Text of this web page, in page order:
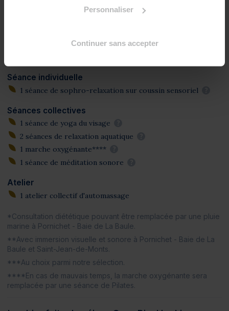
Personnaliser
Continuer sans accepter
1 massage chinois du ventre (Chi Nei Tsang) (50 mn)
1 séance de Cardi/Check ?
Séance individuelle
1 séance de sophro-relaxation sur coussin sensoriel
Séances collectives
1 séance de yoga du visage
2 séances de relaxation aquatique
1 marche oxygénante****
1 séance de méditation sonore
Atelier
1 atelier collectif d'automassage
*Consultation diététique pouvant être remplacée par une pluie
marine à Pornichet - Baie de La Baule.
**Avec immersion visuelle et sonore à Pornichet - Baie de La
Baule et Saint-Jean-de-Monts.
***Au choix parmi notre sélection.
****En cas de mauvais temps, la marche oxygénante sera
remplacée par une séance de Pilates.